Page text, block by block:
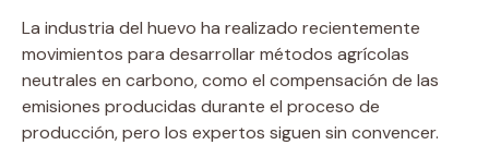
La industria del huevo ha realizado recientemente
movimientos para desarrollar métodos agrícolas
neutrales en carbono, como el compensación de las
emisiones producidas durante el proceso de
producción, pero los expertos siguen sin convencer.